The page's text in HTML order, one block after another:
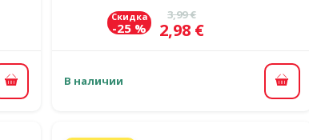
В корзину
Исходная цена
3,99 €
Цена
2,98 €
Скидка
-25 %
В наличии В